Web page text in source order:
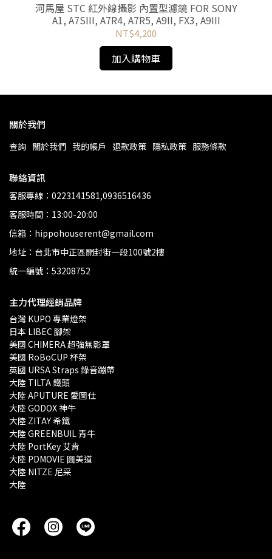
河馬屋 STC 紅外線攝影 內置型濾鏡 FOR SONY
A1, A7SIII, A7R4, A7R5, A9II, FX3, A9III
NT$4,200
加入購物車
關於我們
查詢 關於我們 我的帳戶 退款政策 隱私政策 服務條款
聯絡資訊
客服專線：0223141581,0936516436
客服時間：13:00-20:00
信箱：hippohouserent@gmail.com
地址：台北市中正區開封街一段100號2樓
統一編號：53208752
主力代理經銷品牌
台灣 KUPO 專業燈架
日本 LIBEC 腳架
美國 CHIMERA 超強無影罩
美國 RoBoCUP 杯架
英國 URSA Straps 錄音蹦帶
大陸 TILTA 鐵頭
大陸 APUTURE 愛圖仕
大陸 GODOX 神牛
大陸 ZITAY 希鐵
大陸 GREENBUIL 青牛
大陸 PortKey 艾肯
大陸 PDMOVIE 圓美道
大陸 NITZE 尼采
大陸